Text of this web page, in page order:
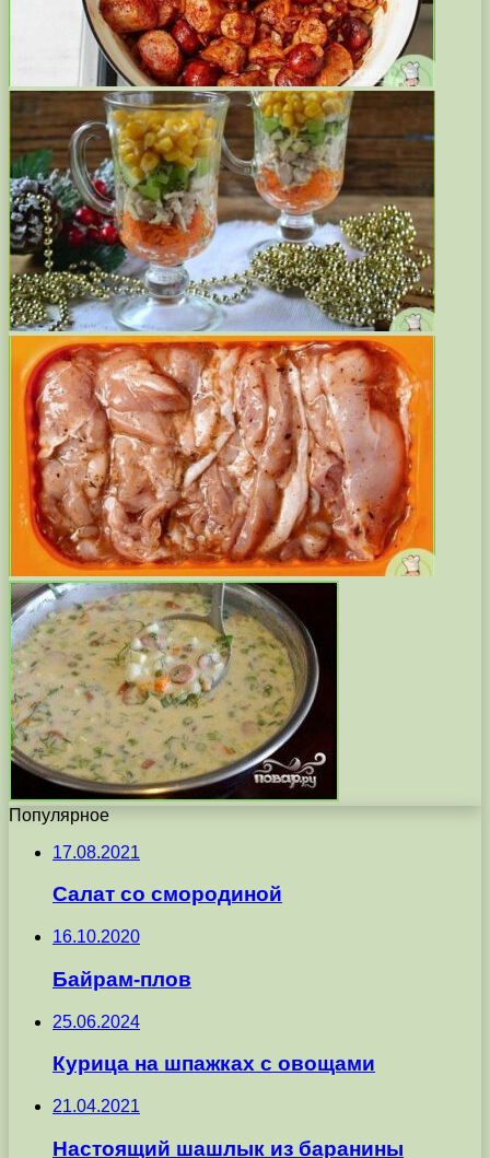
Популярное
17.08.2021
Салат со смородиной
16.10.2020
Байрам-плов
25.06.2024
Курица на шпажках с овощами
21.04.2021
Настоящий шашлык из баранины